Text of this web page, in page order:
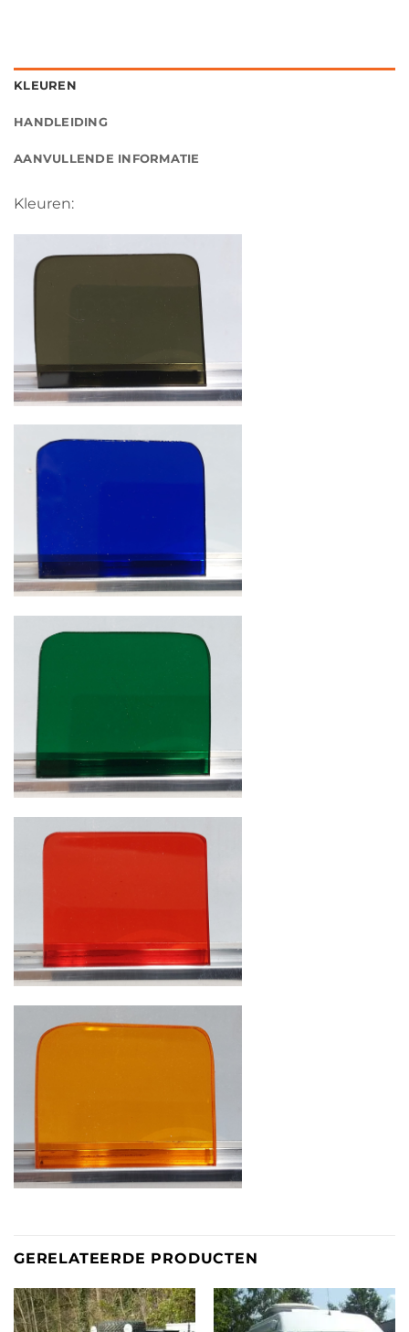
KLEUREN
HANDLEIDING
AANVULLENDE INFORMATIE
Kleuren:
GERELATEERDE PRODUCTEN